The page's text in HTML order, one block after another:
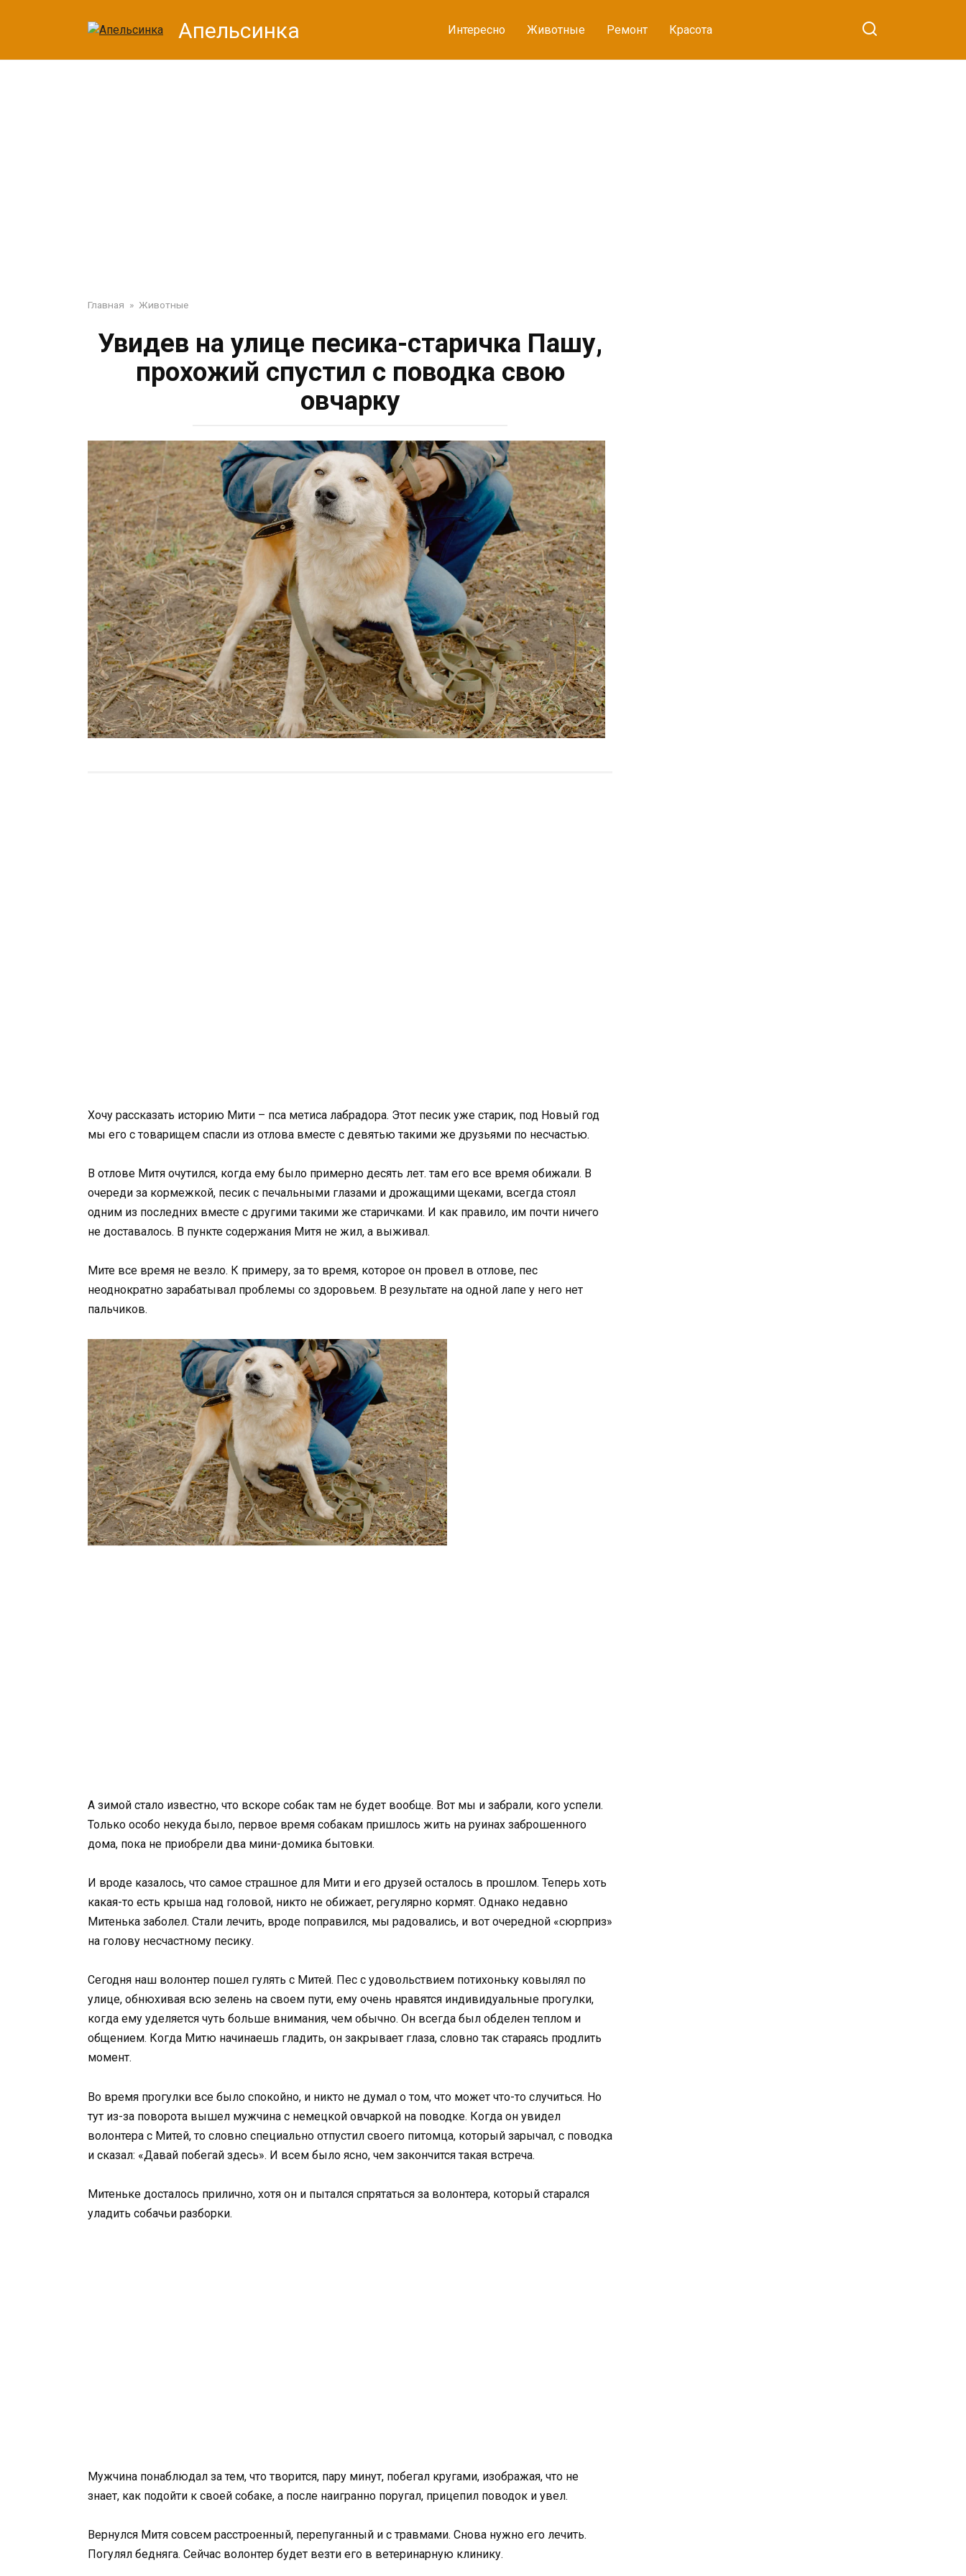
Апельсинка Интересно Животные Ремонт Красота
Главная » Животные
Увидев на улице песика-старичка Пашу,
прохожий спустил с поводка свою
овчарку
Хочу рассказать историю Мити – пса метиса лабрадора. Этот песик уже старик, под Новый год
мы его с товарищем спасли из отлова вместе с девятью такими же друзьями по несчастью.
В отлове Митя очутился, когда ему было примерно десять лет. там его все время обижали. В
очереди за кормежкой, песик с печальными глазами и дрожащими щеками, всегда стоял
одним из последних вместе с другими такими же старичками. И как правило, им почти ничего
не доставалось. В пункте содержания Митя не жил, а выживал.
Мите все время не везло. К примеру, за то время, которое он провел в отлове, пес
неоднократно зарабатывал проблемы со здоровьем. В результате на одной лапе у него нет
пальчиков.
А зимой стало известно, что вскоре собак там не будет вообще. Вот мы и забрали, кого успели.
Только особо некуда было, первое время собакам пришлось жить на руинах заброшенного
дома, пока не приобрели два мини-домика бытовки.
И вроде казалось, что самое страшное для Мити и его друзей осталось в прошлом. Теперь хоть
какая-то есть крыша над головой, никто не обижает, регулярно кормят. Однако недавно
Митенька заболел. Стали лечить, вроде поправился, мы радовались, и вот очередной «сюрприз»
на голову несчастному песику.
Сегодня наш волонтер пошел гулять с Митей. Пес с удовольствием потихоньку ковылял по
улице, обнюхивая всю зелень на своем пути, ему очень нравятся индивидуальные прогулки,
когда ему уделяется чуть больше внимания, чем обычно. Он всегда был обделен теплом и
общением. Когда Митю начинаешь гладить, он закрывает глаза, словно так стараясь продлить
момент.
Во время прогулки все было спокойно, и никто не думал о том, что может что-то случиться. Но
тут из-за поворота вышел мужчина с немецкой овчаркой на поводке. Когда он увидел
волонтера с Митей, то словно специально отпустил своего питомца, который зарычал, с поводка
и сказал: «Давай побегай здесь». И всем было ясно, чем закончится такая встреча.
Митеньке досталось прилично, хотя он и пытался спрятаться за волонтера, который старался
уладить собачьи разборки.
Мужчина понаблюдал за тем, что творится, пару минут, побегал кругами, изображая, что не
знает, как подойти к своей собаке, а после наигранно поругал, прицепил поводок и увел.
Вернулся Митя совсем расстроенный, перепуганный и с травмами. Снова нужно его лечить.
Погулял бедняга. Сейчас волонтер будет везти его в ветеринарную клинику.